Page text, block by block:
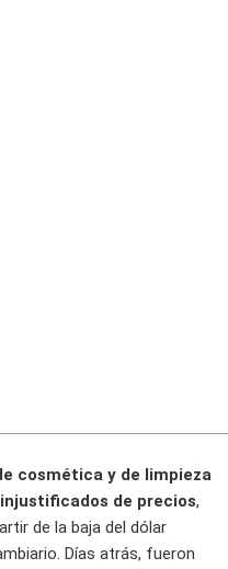
cosmética y de limpieza
de precios,
de la baja del dólar
Días atrás, fueron